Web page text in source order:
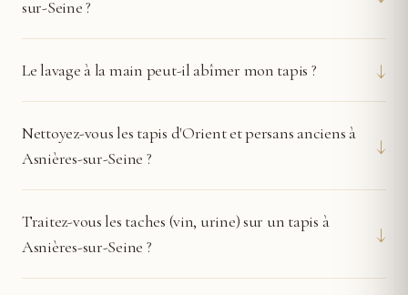
sur-Seine ?
Le lavage à la main peut-il abîmer mon tapis ? ↓
Nettoyez-vous les tapis d'Orient et persans anciens à
Asnières-sur-Seine ?
↓
Traitez-vous les taches (vin, urine) sur un tapis à
Asnières-sur-Seine ?
↓